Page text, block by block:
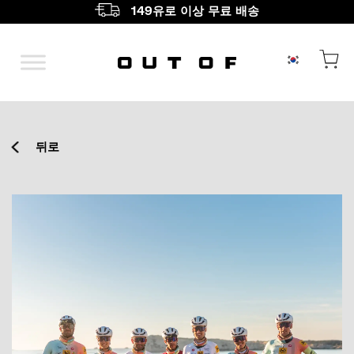
149유로 이상 무료 배송
메인 내비게이션
뒤로